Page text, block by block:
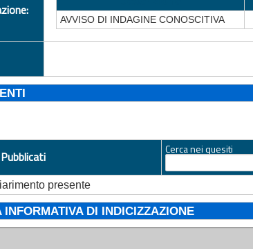
AVVISO DI INDAGINE CONOSCITIVA
Cerca nei quesiti
presente
INFORMATIVA DI INDICIZZAZIONE